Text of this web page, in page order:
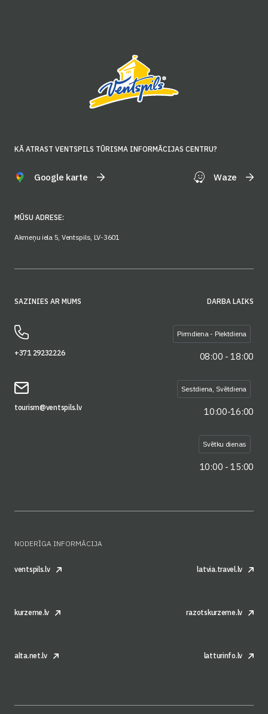
KĀ ATRAST VENTSPILS TŪRISMA INFORMĀCIJAS CENTRU?
Google karte Waze
MŪSU ADRESE:
Akmeņu iela 5, Ventspils, LV-3601
SAZINIES AR MUMS
+371 29232226
tourism@ventspils.lv
DARBA LAIKS
Pirmdiena - Piektdiena
08:00 - 18:00
Sestdiena, Svētdiena
10:00-16:00
Svētku dienas
10:00 - 15:00
NODERĪGA INFORMĀCIJA
ventspils.lv latvia.travel.lv
kurzeme.lv razotskurzeme.lv
alta.net.lv latturinfo.lv